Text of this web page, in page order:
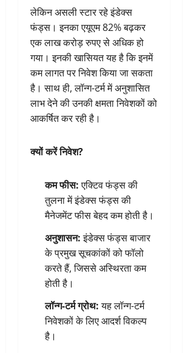
लेकिन असली स्टार रहे इंडेक्स
फंड्स। इनका एयूएम 82% बढ़कर
एक लाख करोड़ रुपए से अधिक हो
गया। इनकी खासियत यह है कि इनमें
कम लागत पर निवेश किया जा सकता
है। साथ ही, लॉन्ग-टर्म में अनुशासित
लाभ देने की उनकी क्षमता निवेशकों को
आकर्षित कर रही है।
क्यों करें निवेश?
कम फीस:एक्टिव फंड्स की
तुलना में इंडेक्स फंड्स की
मैनेजमेंट फीस बेहद कम होती है।
अनुशासन:इंडेक्स फंड्स बाजार
के प्रमुख सूचकांकों को फॉलो
करते हैं, जिससे अस्थिरता कम
होती है।
लॉन्ग-टर्म ग्रोथ:यह लॉन्ग-टर्म
निवेशकों के लिए आदर्श विकल्प
है।